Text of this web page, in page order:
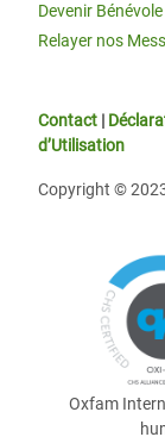
Devenir Bénévole
Relayer nos
Contact |
d’Utilisation
Copyright ©
Oxfam